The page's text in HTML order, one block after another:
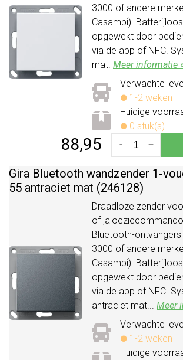
3000 of andere
Casambi).
opgewekt door
via de app of NFC.
mat. Meer informatie
Verwachte
1-2 weken
Huidige
0 stuk(s)
88,95 +
-
Gira Bluetooth wandzender 1-
55 antraciet mat (246128)
Draadloze zender
of
Bluetooth-
3000 of andere
Casambi).
opgewekt door
via de app of NFC.
antraciet mat... Meer
Verwachte
1-2 weken
Huidige